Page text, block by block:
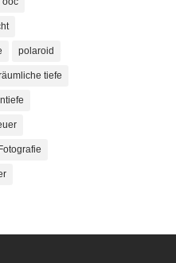
polaroid
tiefe